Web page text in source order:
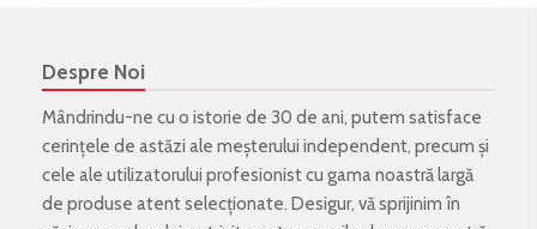
Despre Noi
Mândrindu-ne cu o istorie de 30 de ani, putem satisface
cerințele de astăzi ale meșterului independent, precum și
cele ale utilizatorului profesionist cu gama noastră largă
de produse atent selecționate. Desigur, vă sprijinim în